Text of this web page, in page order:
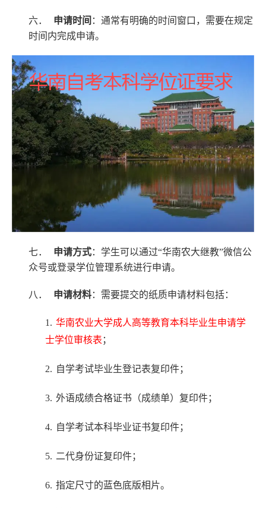
六． 申请时间 ：通常有明确的时间窗口，需要在规定
时间内完成申请。
七． 申请方式：学生可以通过“华南农大继教”微信公
众号或登录学位管理系统进行申请。
八． 申请材料：需要提交的纸质申请材料包括：
1. 华南农业大学成人高等教育本科毕业生申请学
士学位审核表 ；
2. 自学考试毕业生登记表复印件；
3. 外语成绩合格证书（成绩单）复印件；
4. 自学考试本科毕业证书复印件；
5. 二代身份证复印件；
6. 指定尺寸的蓝色底版相片。